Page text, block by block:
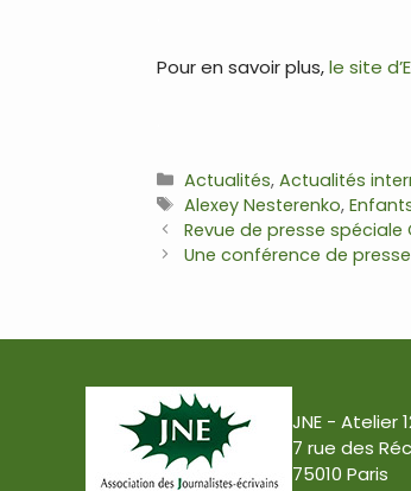
Pour en savoir plus,le site
Catégories
Actualités,Actualités
Étiquettes
Alexey Nesterenko,
Navigation
des
Revue de presse spéciale
Une conférence de
JNE - Atelier
7 rue des
75010 Paris